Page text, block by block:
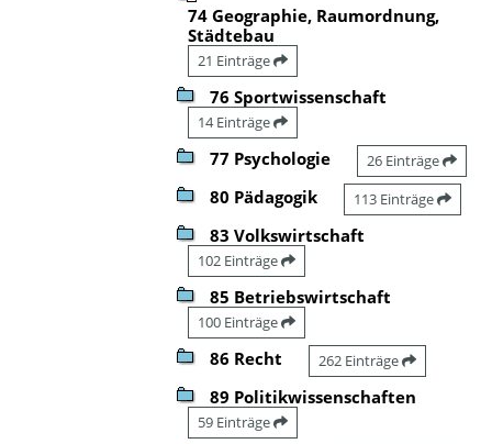
74 Geographie, Raumordnung,
Städtebau
21 Einträge
76 Sportwissenschaft
14 Einträge
77 Psychologie 26 Einträge
80 Pädagogik 113 Einträge
83 Volkswirtschaft
102 Einträge
85 Betriebswirtschaft
100 Einträge
86 Recht 262 Einträge
89 Politikwissenschaften
59 Einträge